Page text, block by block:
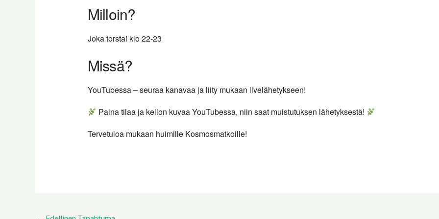
Milloin?
Joka torstai klo 22-23
Missä?
YouTubessa – seuraa kanavaa ja liity mukaan livelähetykseen!
Paina tilaa ja kellon kuvaa YouTubessa, niin saat muistutuksen lähetyksestä!
Tervetuloa mukaan huimille Kosmosmatkoille!